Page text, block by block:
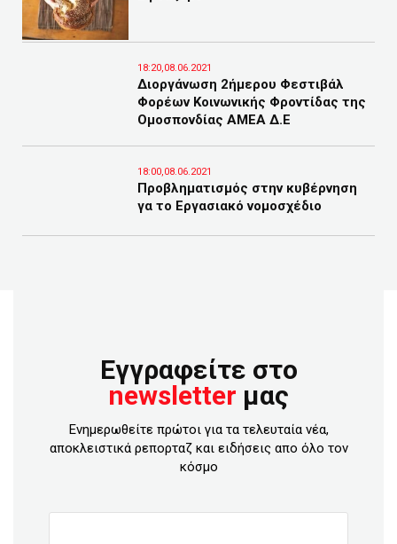
18:20,08.06.2021
Διοργάνωση 2ήμερου Φεστιβάλ
Φορέων Κοινωνικής Φροντίδας της
Ομοσπονδίας ΑΜΕΑ Δ.Ε
18:00,08.06.2021
Προβληματισμός στην κυβέρνηση
γα το Εργασιακό νομοσχέδιο
Εγγραφείτε στο
newsletter μας
Ενημερωθείτε πρώτοι για τα τελευταία νέα,
αποκλειστικά ρεπορταζ και ειδήσεις απο όλο τον
κόσμο